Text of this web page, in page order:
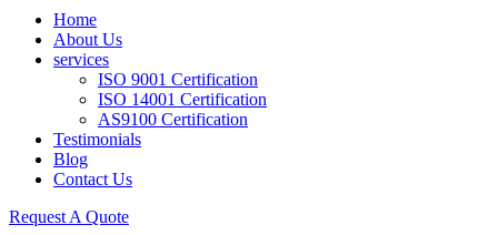
Home
About Us
services
ISO 9001 Certification
ISO 14001 Certification
AS9100 Certification
Testimonials
Blog
Contact Us
Request A Quote